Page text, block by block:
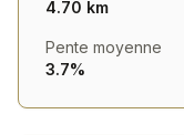
4.70 km
Pente moyenne
3.7%